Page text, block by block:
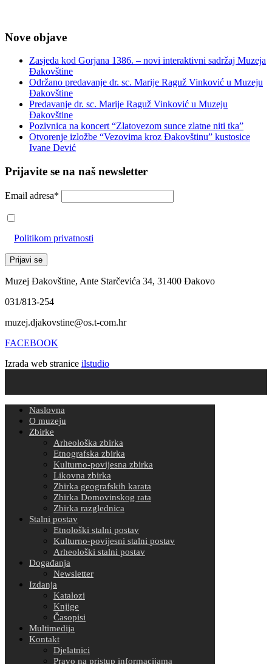
Nove objave
Zasjeda kod Gorjana 1386. – novi interaktivni sadržaj Muzeja
Đakovštine
Održano predavanje dr. sc. Marije Raguž Vinković u Muzeju
Đakovštine
Predavanje dr. sc. Marije Raguž Vinković u Muzeju
Đakovštine
Pozivnica na koncert “Zlatovezom sunce zlatne niti tka”
Otvorenje izložbe “Vezovima kroz Đakovštinu” kustosice
Ivane Dević
Prijavite se na naš newsletter
Email adresa*
Politikom privatnosti
Muzej Đakovštine, Ante Starčevića 34, 31400 Đakovo
031/813-254
muzej.djakovstine@os.t-com.hr
FACEBOOK
Izrada web stranice ilstudio
Naslovna
O muzeju
Zbirke
Arheološka zbirka
Etnografska zbirka
Kulturno-povijesna zbirka
Likovna zbirka
Zbirka geografskih karata
Zbirka Domovinskog rata
Zbirka razglednica
Stalni postav
Etnološki stalni postav
Kulturno-povijesni stalni postav
Arheološki stalni postav
Događanja
Newsletter
Izdanja
Katalozi
Knjige
Časopisi
Multimedija
Kontakt
Djelatnici
Pravo na pristup informacijama